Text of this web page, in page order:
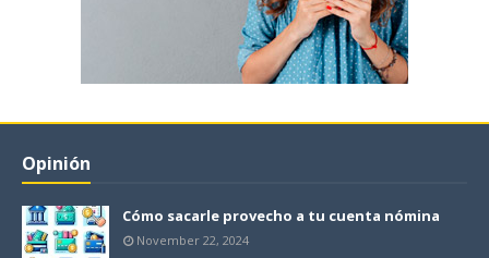
Opinión
Cómo sacarle provecho a tu cuenta nómina
November 22, 2024